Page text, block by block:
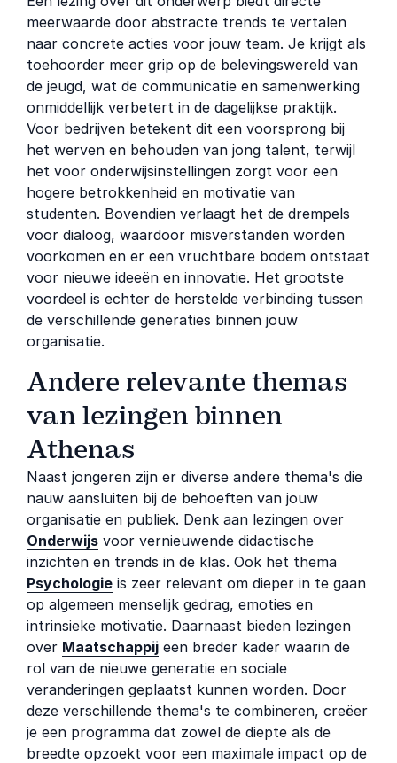
meerwaarde door abstracte trends te vertalen
naar concrete acties voor jouw team. Je krijgt als
toehoorder meer grip op de belevingswereld van
de jeugd, wat de communicatie en samenwerking
onmiddellijk verbetert in de dagelijkse praktijk.
Voor bedrijven betekent dit een voorsprong bij
het werven en behouden van jong talent, terwijl
het voor onderwijsinstellingen zorgt voor een
hogere betrokkenheid en motivatie van
studenten. Bovendien verlaagt het de drempels
voor dialoog, waardoor misverstanden worden
voorkomen en er een vruchtbare bodem ontstaat
voor nieuwe ideeën en innovatie. Het grootste
voordeel is echter de herstelde verbinding tussen
de verschillende generaties binnen jouw
organisatie.
Andere relevante themas
van lezingen binnen
Athenas
Naast jongeren zijn er diverse andere thema's die
nauw aansluiten bij de behoeften van jouw
organisatie en publiek. Denk aan lezingen over
Onderwijs voor vernieuwende didactische
inzichten en trends in de klas. Ook het thema
Psychologie is zeer relevant om dieper in te gaan
op algemeen menselijk gedrag, emoties en
intrinsieke motivatie. Daarnaast bieden lezingen
over Maatschappij een breder kader waarin de
rol van de nieuwe generatie en sociale
veranderingen geplaatst kunnen worden. Door
deze verschillende thema's te combineren, creëer
je een programma dat zowel de diepte als de
breedte opzoekt voor een maximale impact op de